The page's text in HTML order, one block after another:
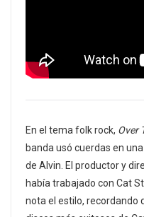
En el tema folk rock, Over
banda usó cuerdas en
de Alvin. El productor y
había trabajado con Cat
nota el estilo, recordando